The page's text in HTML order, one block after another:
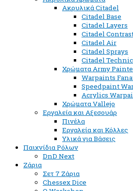
Ακρυλικά Citadel
Citadel Base
Citadel Layers
Citadel
Citadel Air
Citadel Sprays
Citadel
Χρώματα Army
Warpaints
Speedpaint
Acrylics
Χρώματα Vallejo
Εργαλεία και Αξεσουάρ
Πινέλα
Εργαλεία και Κόλλες
Υλικά για Βάσεις
Παιχνίδια Ρόλων
DnD Next
Ζάρια
Σετ 7 Ζάρια
Chessex Dice